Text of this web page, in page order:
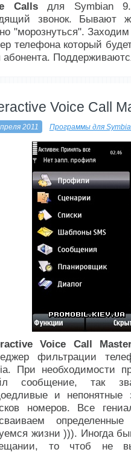
Callsдля Symbian
звонок. Бывают
"морознуться".
телефона который
Voice Call
2011 Программы для
Voice Call
фильтрации
При необходимости
сообщение, так
и непонятные
номеров. Все
жизни ))). Иногда
то чтоб не